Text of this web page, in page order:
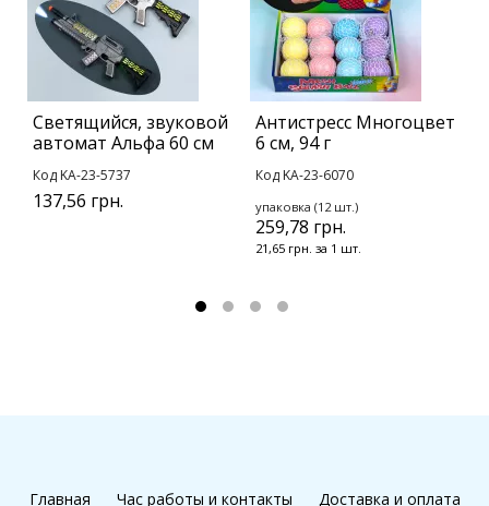
Светящийся, звуковой
автомат Альфа 60 см
Код KA-23-5737
137,56 грн.
Антистресс Многоцвет
6 см, 94 г
Код KA-23-6070
упаковка (12 шт.)
259,78 грн.
21,65 грн. за 1 шт.
Главная Час работы и контакты Доставка и оплата